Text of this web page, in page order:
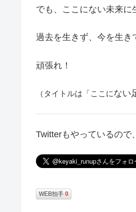
でも、ここにない未来に
過去を生きず、今を生き
頑張れ！
（タイトルは「ここにない
Twitterもやっているので
WEB拍手 0